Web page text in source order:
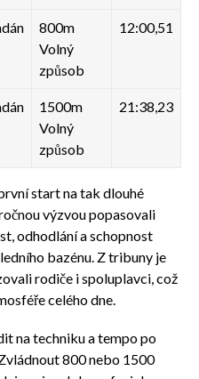
800m
Volný
způsob
12:00,51
1500m
Volný
způsob
21:38,23
start na tak dlouhé
výzvou popasovali
odhodlání a schopnost
bazénu. Z tribuny je
rodiče i spoluplavci, což
celého dne.
na techniku a tempo po
800 nebo 1500